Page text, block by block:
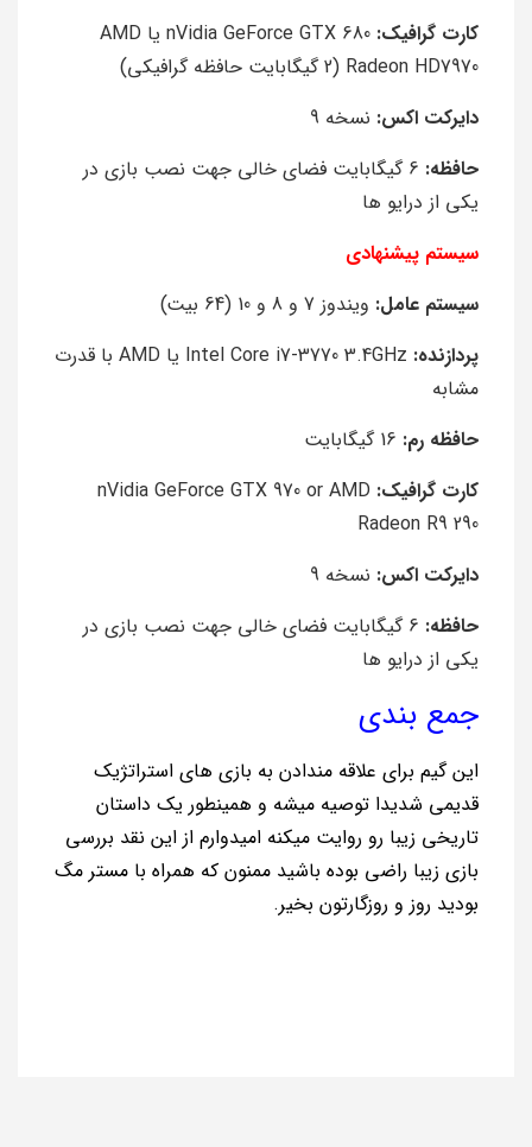
کارت گرافیک:
nVidia GeForce GTX 680 یا AMD
Radeon HD7970 (2 گیگابایت حافظه گرافیکی)
دایرکت اکس: نسخه 9
حافظه:
6 گیگابایت فضای خالی جهت نصب بازی در
یکی از درایو ها
سیستم پیشنهادی
سیستم عامل: ویندوز 7 و 8 و 10 (64 بیت)
پردازنده:
Intel Core i7-3770 3.4GHz یا AMD با قدرت
مشابه
حافظه رم:
کارت گرافیک: nVidia GeForce GTX 970 or AMD
Radeon R9 290
دایرکت اکس: نسخه 9
حافظه:
6 گیگابایت فضای خالی جهت نصب بازی در
یکی از درایو ها
جمع بندی
این گیم برای علاقه مندادن به بازی های استراتژیک
قدیمی شدیدا توصیه میشه و همینطور یک داستان
تاریخی زیبا رو روایت میکنه امیدوارم از این نقد بررسی
بازی زیبا راضی بوده باشید ممنون که همراه با مستر مگ
بودید روز و روزگارتون بخیر.